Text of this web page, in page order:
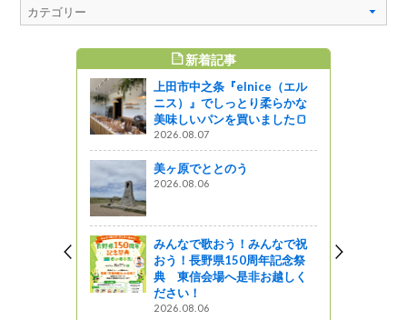
新着記事
上田市中之条『elnice（エル
ニス）』でしっとり柔らかな
美味しいパンを買いました🍞
2026.08.07
美ヶ原でととのう
2026.08.06
みんなで歌おう！みんなで祝
おう！長野県150周年記念祭
典 東信会場へ是非お越しく
ださい！
2026.08.06